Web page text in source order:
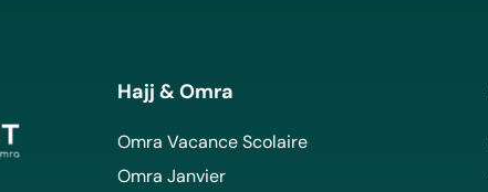
Hajj & Omra
Omra Vacance Scolaire
Omra Janvier